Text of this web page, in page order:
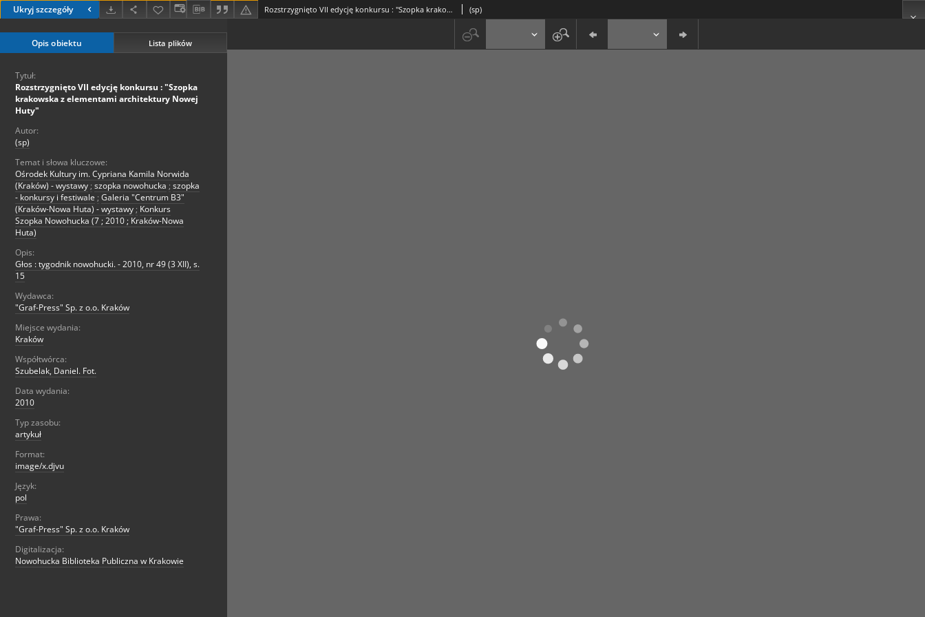
Ukryj szczegóły Rozstrzygnięto VII edycję konkursu : "Szopka krakowska z elementami architektury Nowej Huty" (sp)
Opis obiektu Lista plików
Tytuł:
Rozstrzygnięto VII edycję konkursu : "Szopka
krakowska z elementami architektury Nowej
Huty"
Autor:
(sp)
Temat i słowa kluczowe:
Ośrodek Kultury im. Cypriana Kamila Norwida
(Kraków) - wystawy ; szopka nowohucka ; szopka
- konkursy i festiwale ; Galeria "Centrum B3"
(Kraków-Nowa Huta) - wystawy ; Konkurs
Szopka Nowohucka (7 ; 2010 ; Kraków-Nowa
Huta)
Opis:
Głos : tygodnik nowohucki. - 2010, nr 49 (3 XII), s.
15
Wydawca:
"Graf-Press" Sp. z o.o. Kraków
Miejsce wydania:
Kraków
Współtwórca:
Szubelak, Daniel. Fot.
Data wydania:
2010
Typ zasobu:
artykuł
Format:
image/x.djvu
Język:
pol
Prawa:
"Graf-Press" Sp. z o.o. Kraków
Digitalizacja:
Nowohucka Biblioteka Publiczna w Krakowie